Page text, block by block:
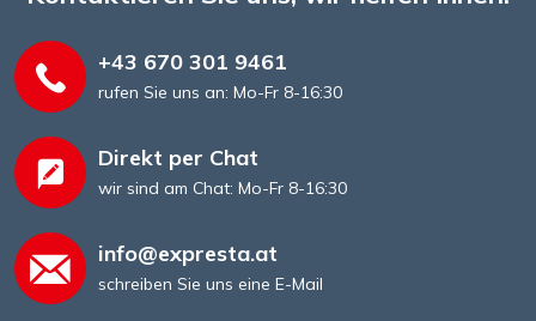
+43 670 301 9461
rufen Sie uns an: Mo-Fr 8-16:30
Direkt per Chat
wir sind am Chat: Mo-Fr 8-16:30
info@expresta.at
schreiben Sie uns eine E-Mail